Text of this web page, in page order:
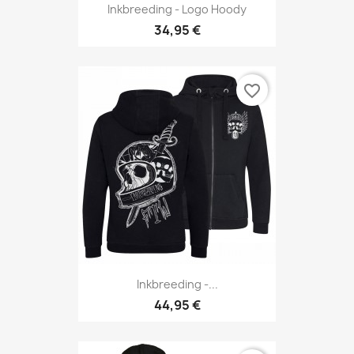
Inkbreeding - Logo Hoody
34,95 €
Inkbreeding -...
44,95 €
favorite_border